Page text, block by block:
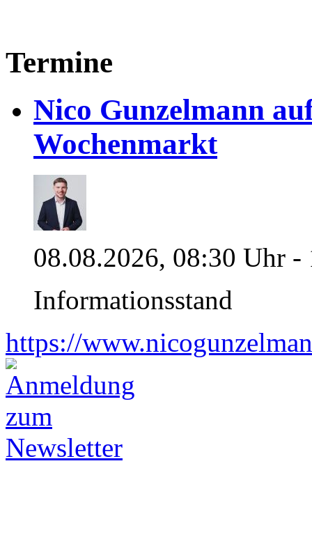
Termine
Nico Gunzelmann
Wochenmarkt
08.08.2026, 08:30 Uhr -
Informationsstand
https://